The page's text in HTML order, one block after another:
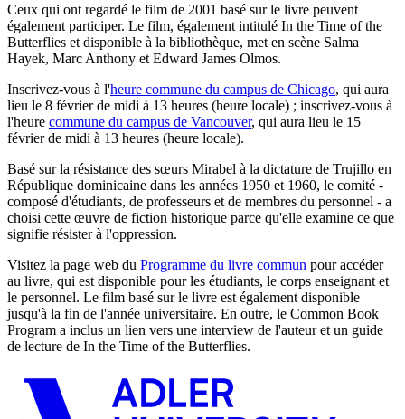
Ceux qui ont regardé le film de 2001 basé sur le livre peuvent
également participer. Le film, également intitulé In the Time of the
Butterflies et disponible à la bibliothèque, met en scène Salma
Hayek, Marc Anthony et Edward James Olmos.
Inscrivez-vous à l'heure commune du campus de Chicago, qui aura
lieu le 8 février de midi à 13 heures (heure locale) ; inscrivez-vous à
l'heure commune du campus de Vancouver, qui aura lieu le 15
février de midi à 13 heures (heure locale).
Basé sur la résistance des sœurs Mirabel à la dictature de Trujillo en
République dominicaine dans les années 1950 et 1960, le comité -
composé d'étudiants, de professeurs et de membres du personnel - a
choisi cette œuvre de fiction historique parce qu'elle examine ce que
signifie résister à l'oppression.
Visitez la page web du Programme du livre commun pour accéder
au livre, qui est disponible pour les étudiants, le corps enseignant et
le personnel. Le film basé sur le livre est également disponible
jusqu'à la fin de l'année universitaire. En outre, le Common Book
Program a inclus un lien vers une interview de l'auteur et un guide
de lecture de In the Time of the Butterflies.